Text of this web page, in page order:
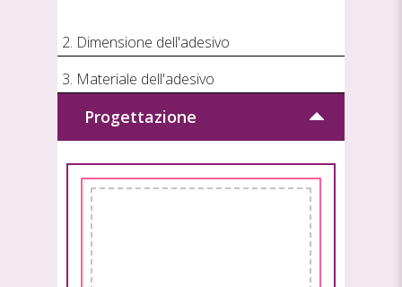
2. Dimensione dell'adesivo
3. Materiale dell'adesivo
Progettazione